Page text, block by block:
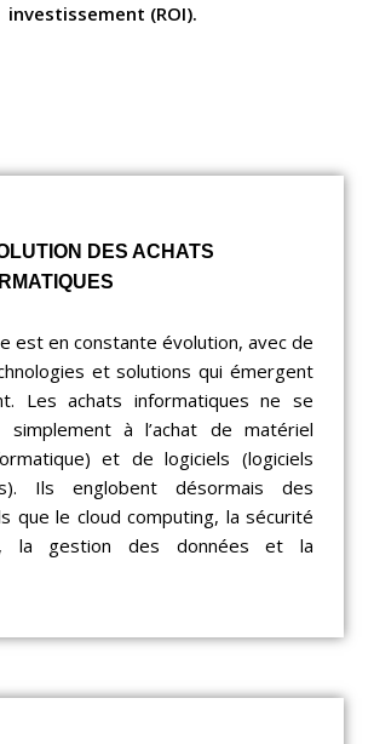
investissement (ROI).
DES ACHATS
est en constante évolution, avec de
et solutions qui émergent
Les achats informatiques ne se
simplement à l’achat de matériel
et de logiciels (logiciels
Ils englobent désormais des
que le cloud computing, la sécurité
la gestion des données et la